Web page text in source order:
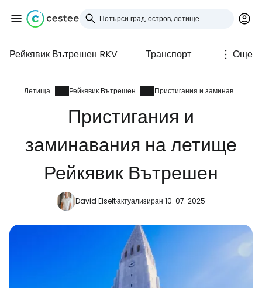
Рейкявик Вътрешен RKV Транспорт Още
Летища Рейкявик Вътрешен Пристигания и заминавания
Пристигания и
заминавания на летище
Рейкявик Вътрешен
David Eiseltактуализиран 10. 07. 2025
Влезте в Cestee
... световната общност на туристите
Продължете с Facebook
Продължете с имейл